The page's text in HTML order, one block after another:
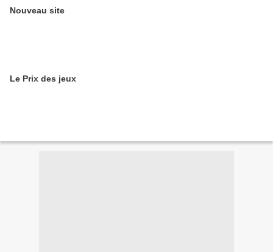
Nouveau site
Le Prix des jeux